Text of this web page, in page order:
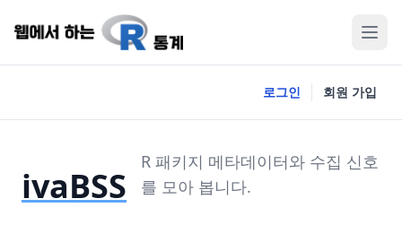
로그인 회원 가입
ivaBSS
R 패키지 메타데이터와 수집 신호
를 모아 봅니다.